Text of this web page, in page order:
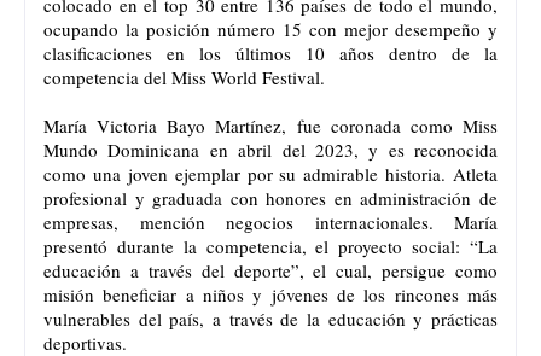
ocupando la posición número 15 con mejor desempeño y
clasificaciones en los últimos 10 años dentro de la
competencia del Miss World Festival.
María Victoria Bayo Martínez, fue coronada como Miss
Mundo Dominicana en abril del 2023, y es reconocida
como una joven ejemplar por su admirable historia. Atleta
profesional y graduada con honores en administración de
empresas, mención negocios internacionales. María
presentó durante la competencia, el proyecto social: “La
educación a través del deporte”, el cual, persigue como
misión beneficiar a niños y jóvenes de los rincones más
vulnerables del país, a través de la educación y prácticas
deportivas.